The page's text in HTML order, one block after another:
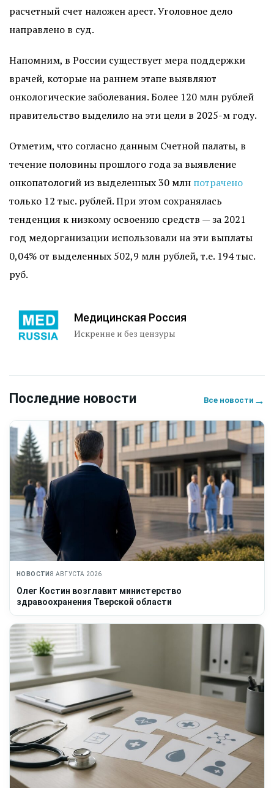
расчетный счет наложен арест. Уголовное дело
направлено в суд.
Напомним, в России существует мера поддержки
врачей, которые на раннем этапе выявляют
онкологические заболевания. Более 120 млн рублей
правительство выделило на эти цели в 2025-м году.
Отметим, что согласно данным Счетной палаты, в
течение половины прошлого года за выявление
онкопатологий из выделенных 30 млн потрачено
только 12 тыс. рублей. При этом сохранялась
тенденция к низкому освоению средств — за 2021
год медорганизации использовали на эти выплаты
0,04% от выделенных 502,9 млн рублей, т.е. 194 тыс.
руб.
Медицинская Россия
Искренне и без цензуры
Последние новости Все новости →
НОВОСТИ 8 АВГУСТА 2026
Олег Костин возглавит министерство
здравоохранения Тверской области